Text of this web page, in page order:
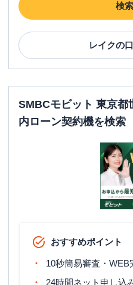
住所 東京都
名称 みずほ銀
日祝：-
平日：6
土曜：
8
日祝： 8
〇
名称 みずほ銀
平日：9
検
レイクの
SMBCモビット 東京都
内ローン契約機を検索
おすすめポイント
10秒簡易審査・WEB
24時間ネット申し込